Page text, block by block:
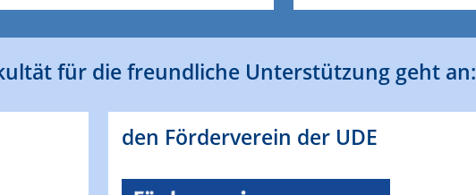
für die freundliche Unterstützung geht an:
den Förderverein der UDE